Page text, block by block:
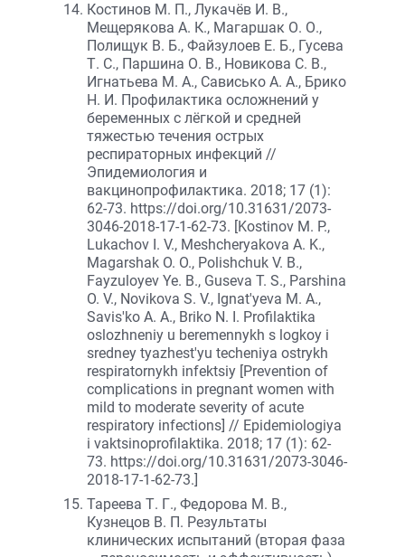
Костинов М. П., Лукачёв И. В.,
Мещерякова А. К., Магаршак О. О.,
Полищук В. Б., Файзулоев Е. Б., Гусева
Т. С., Паршина О. В., Новикова С. В.,
Игнатьева М. А., Сависько А. А., Брико
Н. И. Профилактика осложнений у
беременных с лёгкой и средней
тяжестью течения острых
респираторных инфекций //
Эпидемиология и
вакцинопрофилактика. 2018; 17 (1):
62-73. https://doi.org/10.31631/2073-
3046-2018-17-1-62-73. [Kostinov M. P.,
Lukachov I. V., Meshcheryakova A. K.,
Magarshak O. O., Polishchuk V. B.,
Fayzuloyev Ye. B., Guseva T. S., Parshina
O. V., Novikova S. V., Ignat'yeva M. A.,
Savis'ko A. A., Briko N. I. Profilaktika
oslozhneniy u beremennykh s logkoy i
sredney tyazhest'yu techeniya ostrykh
respiratornykh infektsiy [Prevention of
complications in pregnant women with
mild to moderate severity of acute
respiratory infections] // Epidemiologiya
i vaktsinoprofilaktika. 2018; 17 (1): 62-
73. https://doi.org/10.31631/2073-3046-
2018-17-1-62-73.]
Тареева Т. Г., Федорова М. В.,
Кузнецов В. П. Результаты
клинических испытаний (вторая фаза